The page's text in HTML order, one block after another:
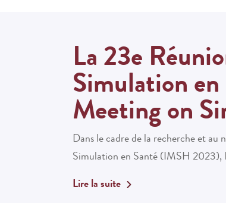
La 23e
Simulation
Meeting on
Dans le cadre de la recherche et
Simulation en Santé (IMSH 2023),
Lire la suite